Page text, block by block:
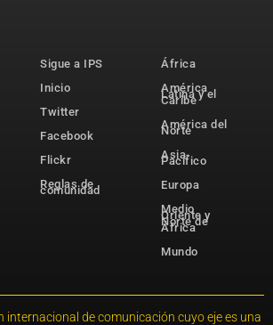
Sigue a IPS
Inicio
Twitter
Facebook
Flickr
Reglas de
comunidad
África
América
Latina y el
Caribe
América del
Norte
Asia-
Pacífico
Europa
Medio
Oriente y
Norte de
África
Mundo
internacional de comunicación cuyo eje es una